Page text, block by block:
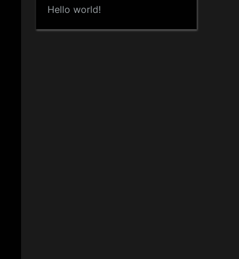
Hello world!